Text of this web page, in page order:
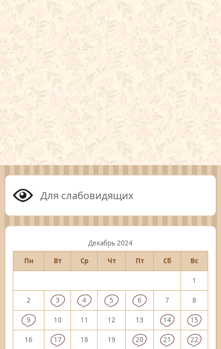
Для слабовидящих
Декабрь 2024
Пн
Вт Ср Чт Пт Сб Вс
1
2 3 4 5 6 7 8
9 10 11 12 13 14 15
16 17 18 19 20 21 22